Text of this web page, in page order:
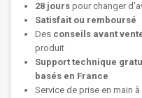
28 jours pour changer
Satisfait ou remboursé
Des conseils avant
produit
Support technique
basés en France
Service de prise en main